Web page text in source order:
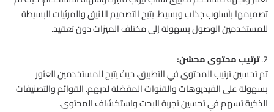
تصميمها بأسلوب جذاب وبسيط. يتيح التصميم الأنيق والمرئيات البسيطة
للمستخدمين الوصول بسهولة إلى مختلف الميزات دون تعقيد.
2. ترتيب محتوى محسّن:
تم تحسين ترتيب المحتوى في التطبيق، حيث يتيح للمستخدمين العثور
بسهولة على الفيديوهات والقنوات المفضلة لديهم. القوائم والتصنيفات
الذكية تسهم في تحسين تجربة البحث واستكشاف المحتوى.